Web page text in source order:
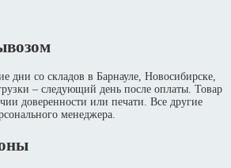
дни со складов в Барнауле, Новосибирске,
– следующий день после оплаты. Товар
доверенности или печати. Все другие
менеджера.